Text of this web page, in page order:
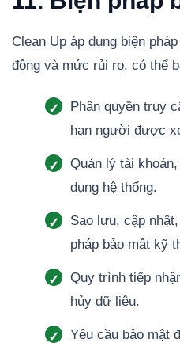
Clean Up áp dụng biện
động và mức rủi ro, có thể
Phân quyền truy
hạn người được
Quản lý tài
dụng hệ thống.
Sao lưu, cập
pháp bảo mật kỹ
Quy trình tiếp
hủy dữ liệu.
Yêu cầu bảo mật